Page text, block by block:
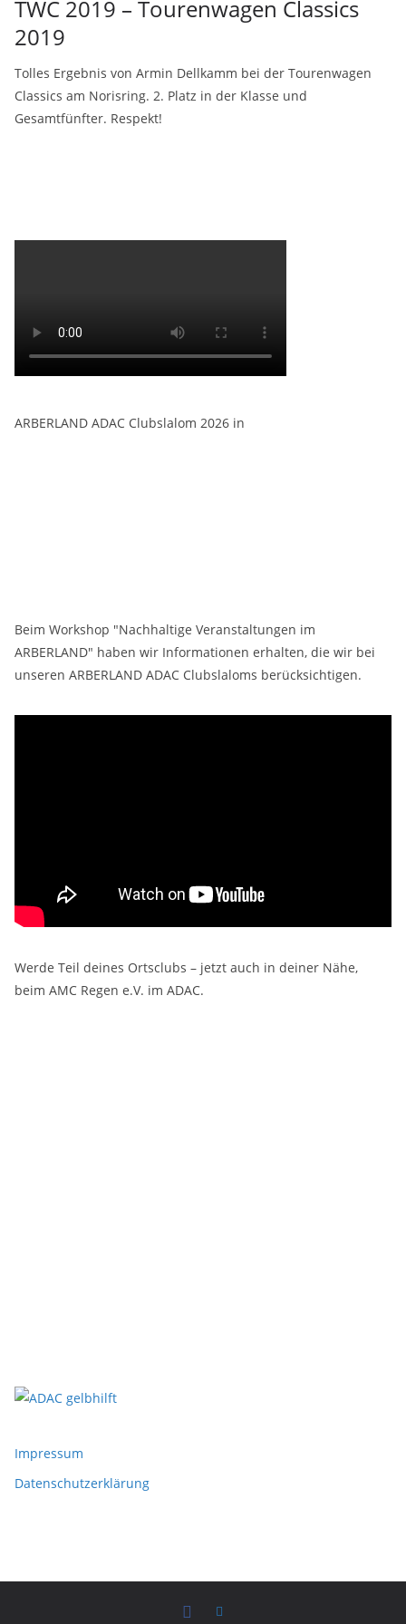
TWC 2019 – Tourenwagen Classics
2019
Tolles Ergebnis von Armin Dellkamm bei der Tourenwagen
Classics am Norisring. 2. Platz in der Klasse und
Gesamtfünfter. Respekt!
ARBERLAND ADAC Clubslalom 2026 in
Beim Workshop "Nachhaltige Veranstaltungen im
ARBERLAND" haben wir Informationen erhalten, die wir bei
unseren ARBERLAND ADAC Clubslaloms berücksichtigen.
Werde Teil deines Ortsclubs – jetzt auch in deiner Nähe,
beim AMC Regen e.V. im ADAC.
Impressum
Datenschutzerklärung